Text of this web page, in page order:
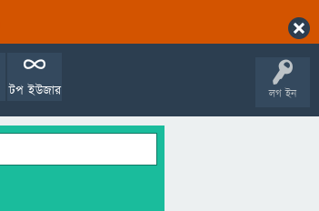
লগ ইন
টপ ইউজার